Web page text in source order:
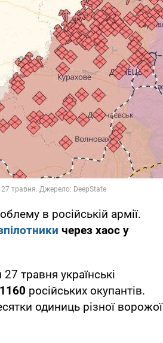
в російській армії.
через хаос у
травня українські
1160 російських окупантів.
одиниць різної ворожої